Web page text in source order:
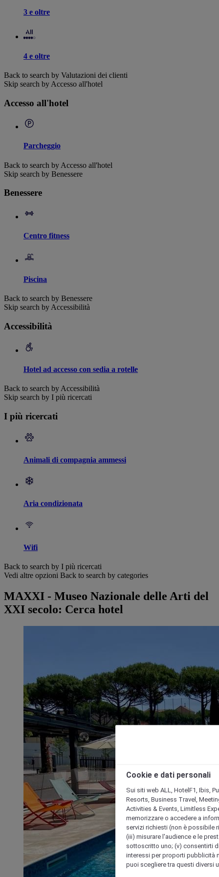
3 e oltre
4 e oltre
Back to search by Valutazioni dei clienti
Skip search by Accesso all'hotel
Accesso all'hotel
Parcheggio
Back to search by Accesso all'hotel
Skip search by Benessere
Benessere
Centro fitness
Piscina
Back to search by Benessere
Skip search by Accessibilità
Accessibilità
Hotel ad accesso con sedia a rotelle
Back to search by Accessibilità
Skip search by I più ricercati
I più ricercati
Animali di compagnia ammessi
Aria condizionata
Wifi
Back to search by I più ricercati
Vedi altre opzioni Back to search by categories
MAXXI - Museo Nazionale delle Arti del
XXI secolo: Cerca hotel
Cookie e dati personali
Sui siti web ALL, HotelF1, Ibis,
Resorts, Business Travel,
Activities & Events, Limitless
memorizzare o accedere a
servizi richiesti (non è possibile
(iii) misurare l'audience e le
sottoscritto uno; (v) consentirti
interessi per proporti pubblicità
puoi scegliere tra questi diversi